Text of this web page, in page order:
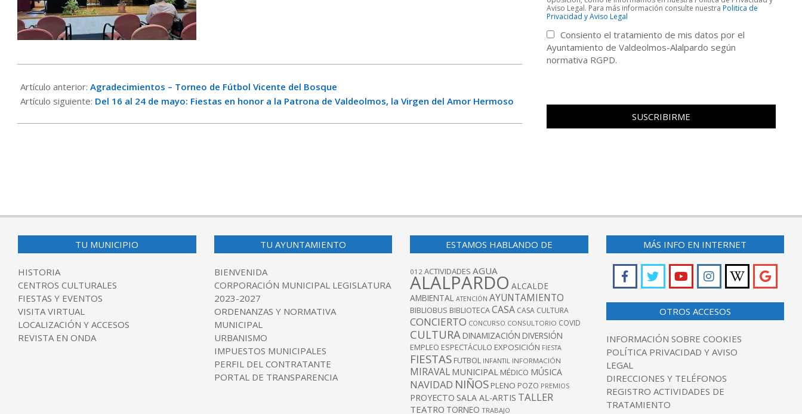
05-
13
Artículo anterior: Agradecimientos – Torneo de Fútbol Vicente del Bosque
Artículo siguiente: Del 16 al 24 de mayo: Fiestas en honor a la Patrona de Valdeolmos, la Virgen del Amor Hermoso
Aviso Legal. Para más información consulte nuestraPolitica de
Privacidad y Aviso Legal
Consiento el tratamiento de mis datos por el
Ayuntamiento de Valdeolmos-Alalpardo según
normativa RGPD.
TU MUNICIPIO
HISTORIA
CENTROS CULTURALES
FIESTAS Y EVENTOS
VISITA VIRTUAL
LOCALIZACIÓN Y ACCESOS
REVISTA EN ONDA
TU AYUNTAMIENTO
BIENVENIDA
CORPORACIÓN MUNICIPAL LEGISLATURA
2023-2027
ORDENANZAS Y NORMATIVA
MUNICIPAL
URBANISMO
IMPUESTOS MUNICIPALES
PERFIL DEL CONTRATANTE
PORTAL DE TRANSPARENCIA
ESTAMOS HABLANDO DE
012 ACTIVIDADES AGUA
ALALPARDO ALCALDE
AMBIENTAL ATENCIÓN AYUNTAMIENTO
BIBLIOBUS BIBLIOTECACASA CASA CULTURA
CONCIERTO CONCURSO CONSULTORIO COVID
CULTURA DINAMIZACIÓN DIVERSIÓN
EMPLEO ESPECTÁCULO EXPOSICIÓN FIESTA
FIESTAS FUTBOL INFANTIL INFORMACIÓN
MIRAVAL MUNICIPAL MÉDICO MÚSICA
NAVIDAD NIÑOS PLENO POZO PREMIOS
PROYECTO SALA AL-ARTIS TALLER
TEATRO TORNEO TRABAJO
MÁS INFO EN INTERNET
OTROS ACCESOS
INFORMACIÓN SOBRE COOKIES
POLÍTICA PRIVACIDAD Y AVISO
LEGAL
DIRECCIONES Y TELÉFONOS
REGISTRO ACTIVIDADES DE
TRATAMIENTO